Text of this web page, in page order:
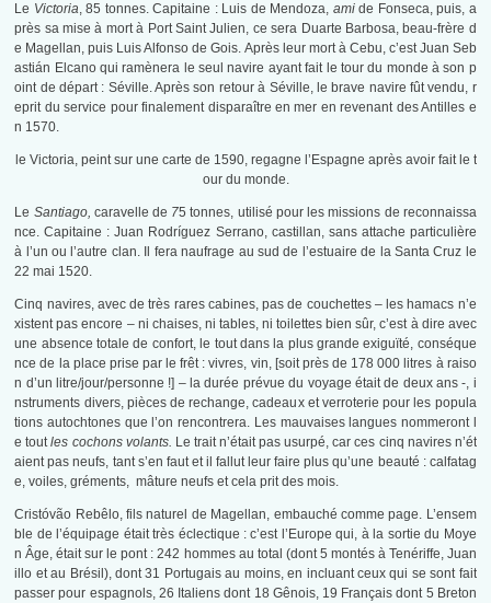
Le Victoria, 85 tonnes. Capitaine : Luis de Mendoza, amide Fonseca, puis, a
près sa mise à mort à Port Saint Julien, ce sera Duarte Barbosa, beau-frère d
e Magellan, puis Luis Alfonso de Gois. Après leur mort à Cebu, c’est Juan Seb
astián Elcano qui ramènera le seul navire ayant fait le tour du monde à son p
oint de départ : Séville. Après son retour à Séville, le brave navire fût vendu, r
eprit du service pour finalement disparaître en mer en revenant des Antilles e
n 1570.
le Victoria, peint sur une carte de 1590, regagne l’Espagne après avoir fait le t
our du monde.
Le Santiago, caravelle de 75 tonnes, utilisé pour les missions de reconnaissa
nce. Capitaine : Juan Rodríguez Serrano, castillan, sans attache particulière
à l’un ou l’autre clan. Il fera naufrage au sud de l’estuaire de la Santa Cruz le
22 mai 1520.
Cinq navires, avec de très rares cabines, pas de couchettes – les hamacs n’e
xistent pas encore – ni chaises, ni tables, ni toilettes bien sûr, c’est à dire avec
une absence totale de confort, le tout dans la plus grande exiguïté, conséque
nce de la place prise par le frêt : vivres, vin, [soit près de 178 000 litres à raiso
n d’un litre/jour/personne !] – la durée prévue du voyage était de deux ans -, i
nstruments divers, pièces de rechange, cadeaux et verroterie pour les popula
tions autochtones que l’on rencontrera. Les mauvaises langues nommeront l
e toutles cochons volants. Le trait n’était pas usurpé, car ces cinq navires n’ét
aient pas neufs, tant s’en faut et il fallut leur faire plus qu’une beauté : calfatag
e, voiles, gréments, mâture neufs et cela prit des mois.
Cristóvão Rebêlo, fils naturel de Magellan, embauché comme page. L’ensem
ble de l’équipage était très éclectique : c’est l’Europe qui, à la sortie du Moye
n Âge, était sur le pont : 242 hommes au total (dont 5 montés à Tenériffe, Juan
illo et au Brésil), dont 31 Portugais au moins, en incluant ceux qui se sont fait
passer pour espagnols, 26 Italiens dont 18 Gênois, 19 Français dont 5 Breton